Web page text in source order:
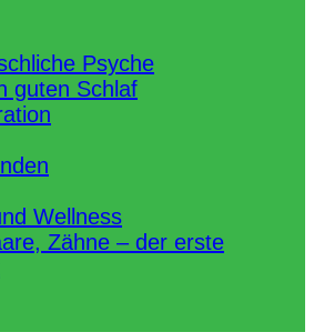
Psyche
guten Schlaf
Wellness
Zähne – der erste